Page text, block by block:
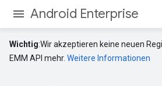
Android Enterprise
Wichtig:Wir akzeptieren keine neuen
EMM API mehr. Weitere Informationen